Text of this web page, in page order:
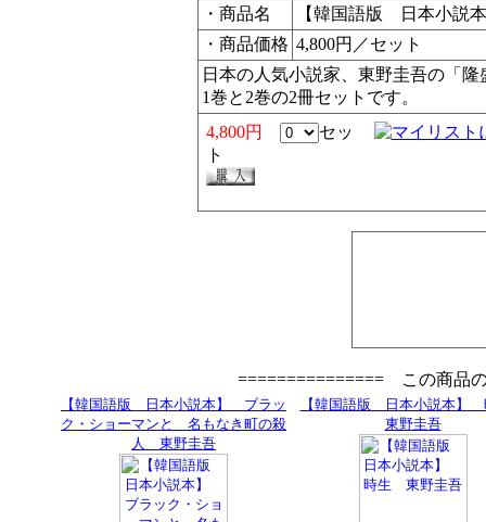
・商品名
【韓国語版 日本小説
・商品価格 4,800円／セット
日本の人気小説家、東野圭吾の「
1巻と2巻の2冊セットです。
4,800円
セッ
ト
=============== この商品
【韓国語版 日本小説本】 ブラッ
ク・ショーマンと 名もなき町の殺
人 東野圭吾
【韓国語版 日本小説本
東野圭吾